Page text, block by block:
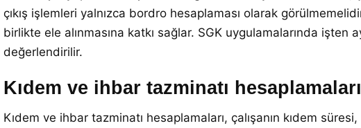
çıkış işlemleri yalnızca bordro hesaplaması olarak
birlikte ele alınmasına katkı sağlar. SGK uygulamalarında işten
değerlendirilir.
Kıdem ve ihbar tazminatı hesaplamaları
Kıdem ve ihbar tazminatı hesaplamaları, çalışanın kıdem